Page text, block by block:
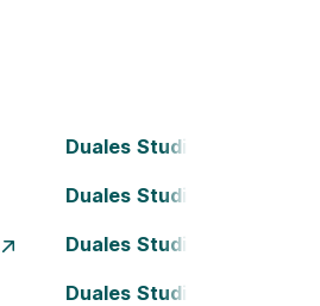
Duales Studium Bielefeld
Duales Studium Darmstadt
Duales Studium Essen
Duales Studium Köln